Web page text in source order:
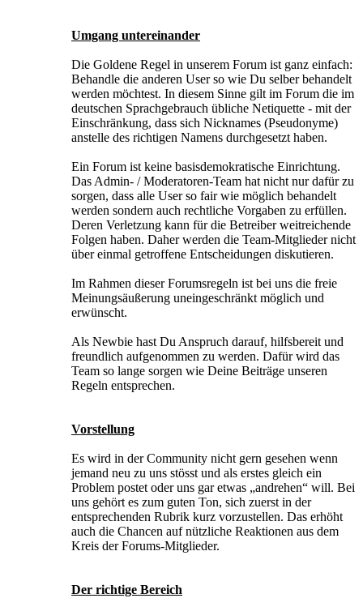
Umgang untereinander
Die Goldene Regel in unserem Forum ist ganz einfach:
Behandle die anderen User so wie Du selber behandelt
werden möchtest. In diesem Sinne gilt im Forum die im
deutschen Sprachgebrauch übliche Netiquette - mit der
Einschränkung, dass sich Nicknames (Pseudonyme)
anstelle des richtigen Namens durchgesetzt haben.
Ein Forum ist keine basisdemokratische Einrichtung.
Das Admin- / Moderatoren-Team hat nicht nur dafür zu
sorgen, dass alle User so fair wie möglich behandelt
werden sondern auch rechtliche Vorgaben zu erfüllen.
Deren Verletzung kann für die Betreiber weitreichende
Folgen haben. Daher werden die Team-Mitglieder nicht
über einmal getroffene Entscheidungen diskutieren.
Im Rahmen dieser Forumsregeln ist bei uns die freie
Meinungsäußerung uneingeschränkt möglich und
erwünscht.
Als Newbie hast Du Anspruch darauf, hilfsbereit und
freundlich aufgenommen zu werden. Dafür wird das
Team so lange sorgen wie Deine Beiträge unseren
Regeln entsprechen.
Vorstellung
Es wird in der Community nicht gern gesehen wenn
jemand neu zu uns stösst und als erstes gleich ein
Problem postet oder uns gar etwas „andrehen“ will. Bei
uns gehört es zum guten Ton, sich zuerst in der
entsprechenden Rubrik kurz vorzustellen. Das erhöht
auch die Chancen auf nützliche Reaktionen aus dem
Kreis der Forums-Mitglieder.
Der richtige Bereich